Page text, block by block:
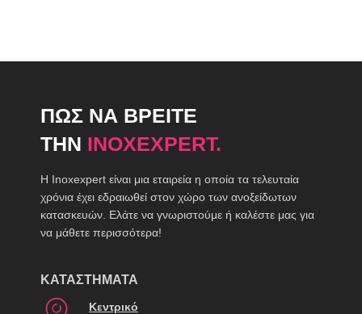
ΠΩΣ ΝΑ ΒΡΕΙΤΕ
ΤΗΝ INOXEXPERT.
H Inoxexpert είναι μια εταιρεία η οποία τα τελευταία
χρόνια έχει εδραιωθεί στον χώρο των ανοξείδωτων
κατασκευών. Ελάτε να γνωριστούμε ή καλέστε μας για
να μάθετε περισσότερα!
ΚΑΤΑΣΤΗΜΑΤΑ
Κεντρικό